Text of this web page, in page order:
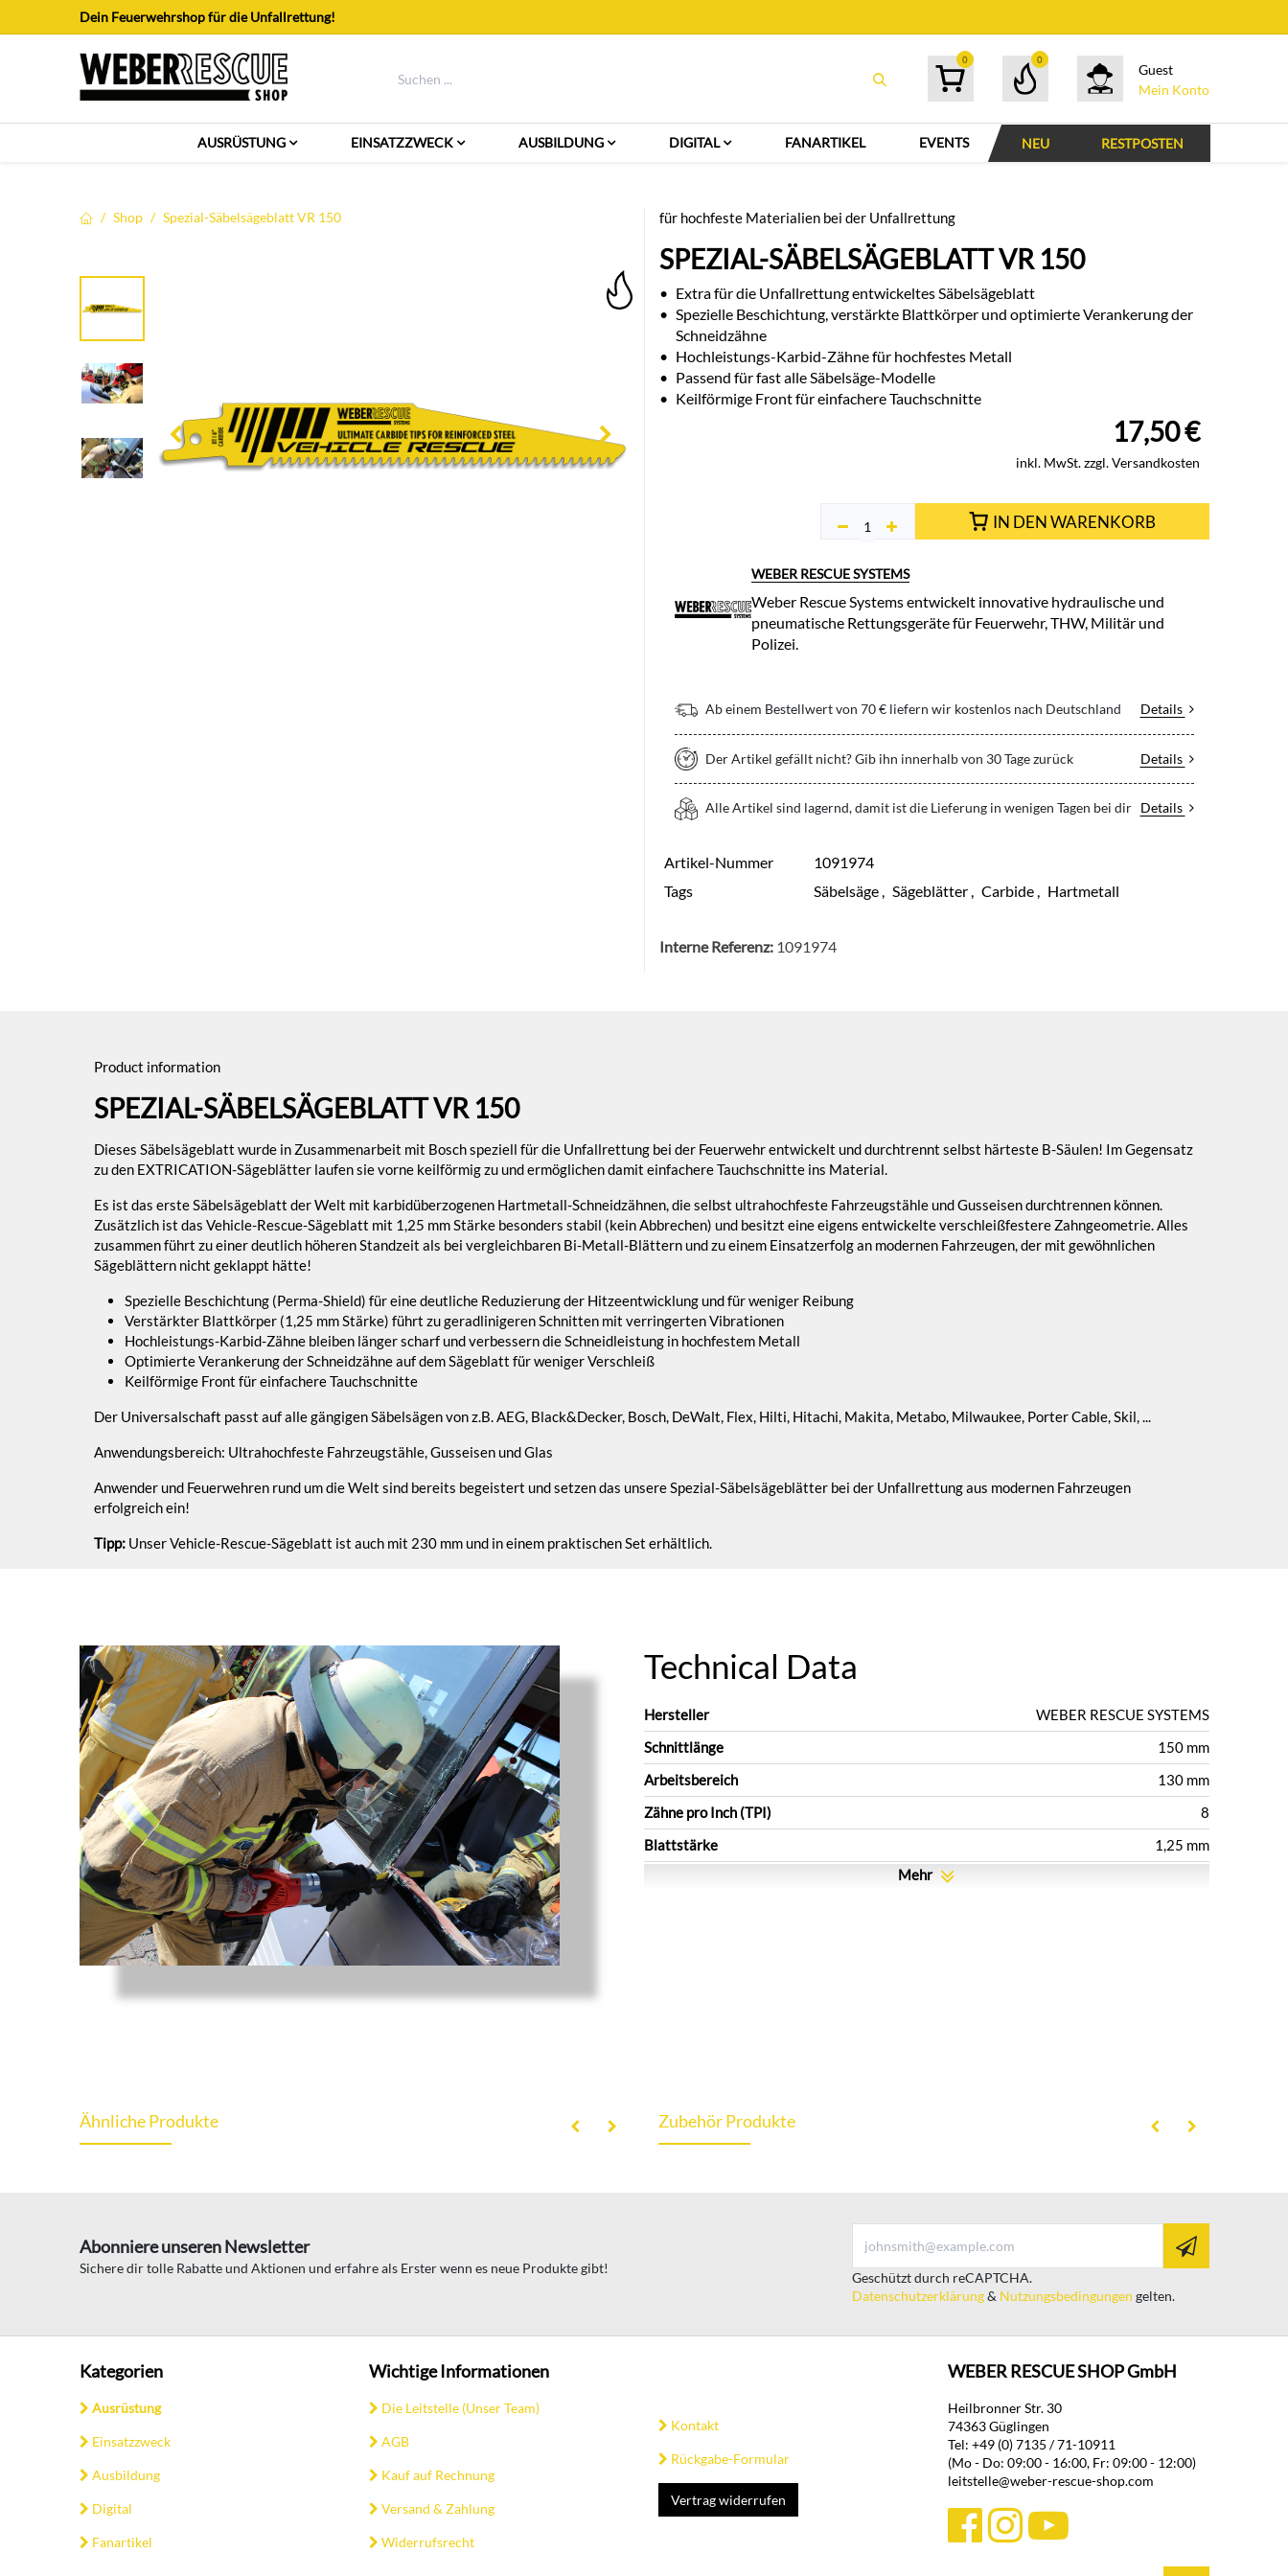
Zum Inhalt springenDein Feuerwehrshop für die Unfallrettung!
0 0
Guest
Mein Konto
AUSRÜSTUNG EINSATZZWECK AUSBILDUNG DIGITAL FANARTIKEL EVENTS NEU RESTPOSTEN
Shop Spezial-Säbelsägeblatt VR 150 für hochfeste Materialien bei der Unfallrettung
SPEZIAL-SÄBELSÄGEBLATT VR 150
• Extra für die Unfallrettung entwickeltes Säbelsägeblatt
• Spezielle Beschichtung, verstärkte Blattkörper und optimierte Verankerung der
Schneidzähne
• Hochleistungs-Karbid-Zähne für hochfestes Metall
• Passend für fast alle Säbelsäge-Modelle
• Keilförmige Front für einfachere Tauchschnitte
17,50€
inkl. MwSt. zzgl. Versandkosten
IN DEN WARENKORB
WEBER RESCUE SYSTEMS
Weber Rescue Systems entwickelt innovative hydraulische und
pneumatische Rettungsgeräte für Feuerwehr, THW, Militär und
Polizei.
Ab einem Bestellwert von 70 € liefern wir kostenlos nach Deutschland Details
Der Artikel gefällt nicht? Gib ihn innerhalb von 30 Tage zurück Details
Alle Artikel sind lagernd, damit ist die Lieferung in wenigen Tagen bei dir Details
Artikel-Nummer
1091974
Tags
Säbelsäge, Sägeblätter, Carbide, Hartmetall
Interne Referenz: 1091974
Product information
SPEZIAL-SÄBELSÄGEBLATT VR 150
Dieses Säbelsägeblatt wurde in Zusammenarbeit mit Bosch speziell für die Unfallrettung bei der Feuerwehr entwickelt und durchtrennt selbst härteste B-Säulen! Im Gegensatz
zu den EXTRICATION-Sägeblätter laufen sie vorne keilförmig zu und ermöglichen damit einfachere Tauchschnitte ins Material.
Es ist das erste Säbelsägeblatt der Welt mit karbidüberzogenen Hartmetall-Schneidzähnen, die selbst ultrahochfeste Fahrzeugstähle und Gusseisen durchtrennen können.
Zusätzlich ist das Vehicle-Rescue-Sägeblatt mit 1,25 mm Stärke besonders stabil (kein Abbrechen) und besitzt eine eigens entwickelte verschleißfestere Zahngeometrie. Alles
zusammen führt zu einer deutlich höheren Standzeit als bei vergleichbaren Bi-Metall-Blättern und zu einem Einsatzerfolg an modernen Fahrzeugen, der mit gewöhnlichen
Sägeblättern nicht geklappt hätte!
Spezielle Beschichtung (Perma-Shield) für eine deutliche Reduzierung der Hitzeentwicklung und für weniger Reibung
Verstärkter Blattkörper (1,25 mm Stärke) führt zu geradlinigeren Schnitten mit verringerten Vibrationen
Hochleistungs-Karbid-Zähne bleiben länger scharf und verbessern die Schneidleistung in hochfestem Metall
Optimierte Verankerung der Schneidzähne auf dem Sägeblatt für weniger Verschleiß
Keilförmige Front für einfachere Tauchschnitte
Der Universalschaft passt auf alle gängigen Säbelsägen von z.B. AEG, Black&Decker, Bosch, DeWalt, Flex, Hilti, Hitachi, Makita, Metabo, Milwaukee, Porter Cable, Skil, ...
Anwendungsbereich: Ultrahochfeste Fahrzeugstähle, Gusseisen und Glas
Anwender und Feuerwehren rund um die Welt sind bereits begeistert und setzen das unsere Spezial-Säbelsägeblätter bei der Unfallrettung aus modernen Fahrzeugen
erfolgreich ein!
Tipp:Unser Vehicle-Rescue-Sägeblatt ist auch mit 230 mm und in einem praktischen Set erhältlich.
Technical Data
Hersteller
WEBER RESCUE SYSTEMS
Schnittlänge
150 mm
Arbeitsbereich
130 mm
Zähne pro Inch (TPI)
8
Blattstärke
1,25 mm
Mehr
Ähnliche Produkte Zubehör Produkte
Abonniere unseren Newsletter
Sichere dir tolle Rabatte und Aktionen und erfahre als Erster wenn es neue Produkte gibt!
Geschützt durch reCAPTCHA.
Datenschutzerklärung& Nutzungsbedingungen gelten.
Kategorien
Ausrüstung
Einsatzzweck
Ausbildung
Digital
Fanartikel
Wichtige Informationen
Die Leitstelle (Unser Team)
AGB
Kauf auf Rechnung
Versand & Zahlung
Widerrufsrecht
Kontakt
Rückgabe-Formular
Vertrag widerrufen
WEBER RESCUE SHOP GmbH
Heilbronner Str. 30
74363 Güglingen
Tel: +49 (0) 7135 / 71-10911
(Mo - Do: 09:00 - 16:00, Fr: 09:00 - 12:00)
leitstelle@weber-rescue-shop.com